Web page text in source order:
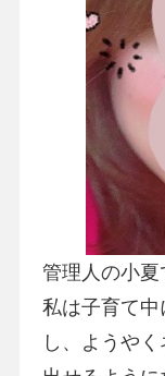
管理人の小夏
私は子育て
し、 ようや